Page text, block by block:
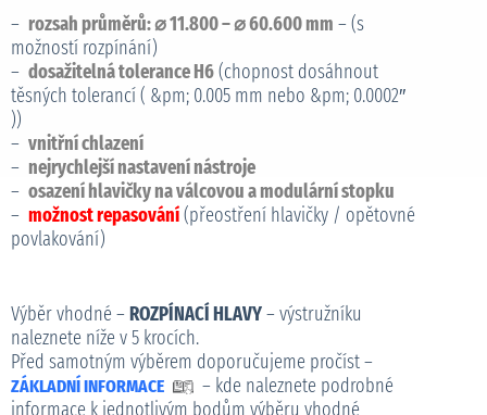
– rozsah průměrů: ⌀ 11.800 – ⌀ 60.600 mm – (s
možností rozpínání)
– dosažitelná tolerance H6(chopnost dosáhnout
těsných tolerancí ( &pm; 0.005 mm nebo &pm; 0.0002″
))
– vnitřní chlazení
– nejrychlejší nastavení nástroje
– osazení hlavičky na válcovou a modulární stopku
– možnost repasování(přeostření hlavičky / opětovné
povlakování)
Výběr vhodné –ROZPÍNACÍ HLAVY– výstružníku
naleznete níže v 5 krocích.
Před samotným výběrem doporučujeme pročíst –
ZÁKLADNÍ INFORMACE
– kde naleznete podrobné
informace k jednotlivým bodům výběru vhodné